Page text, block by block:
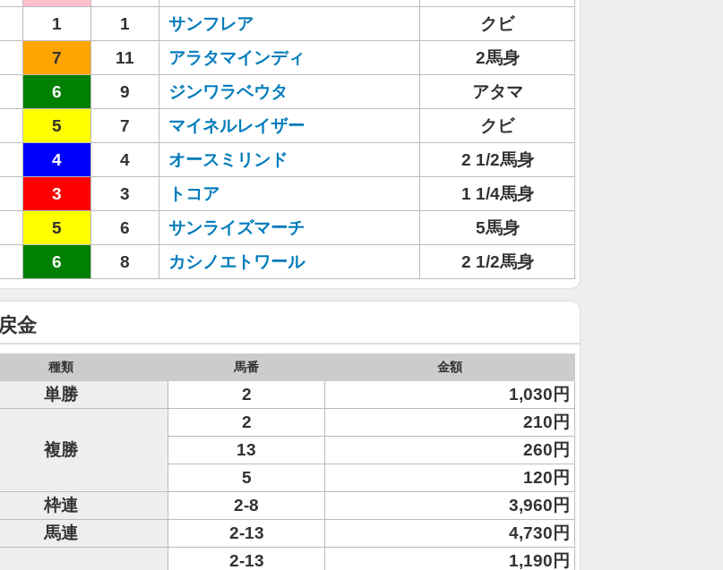
1 1 サンフレア
クビ
7 11 アラタマインディ
2馬身
6 9 ジンワラベウタ
アタマ
5 7 マイネルレイザー
クビ
4 4 オースミリンド
2 1/2馬身
3 3 トコア
1 1/4馬身
5 6 サンライズマーチ
5馬身
6 8 カシノエトワール 2 1/2馬身
金
種類 馬番 金額
単勝 2 1,030円
複勝
2
210円
13
260円
5
120円
枠連
2-8
3,960円
馬連
2-13 4,730円
2-13
1,190円